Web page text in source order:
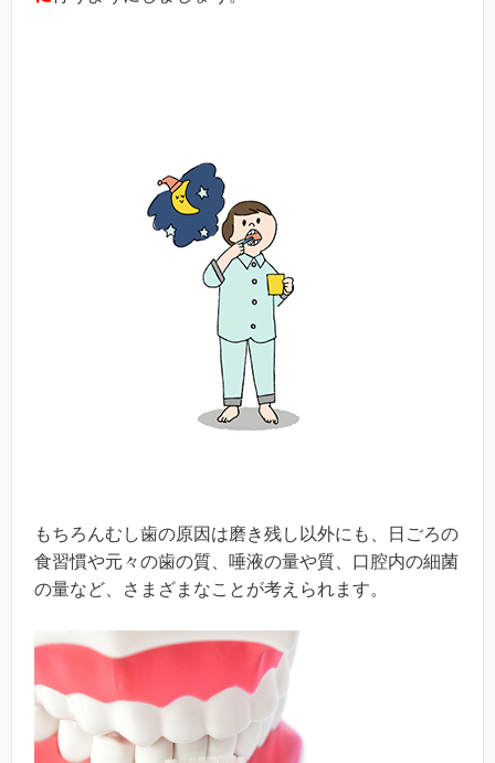
もちろんむし歯の原因は磨き残し以外にも、日ごろの
食習慣や元々の歯の質、唾液の量や質、口腔内の細菌
の量など、さまざまなことが考えられます。